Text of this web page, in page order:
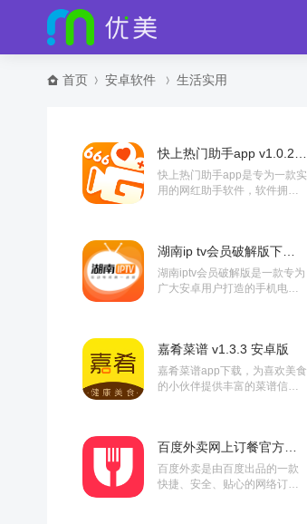
首页 安卓软件 生活实用
快上热门助手app是专为一款实
用的网红助手软件，软件拥有
抖音...
湖南iptv会员破解版是一款专为
广大安卓用户打造的手机电视
嘉肴菜谱 v1.3.3 安卓版
嘉肴菜谱app下载，为喜欢美食
的小伙伴提供丰富的菜谱信
百度外卖是由百度出品的一款
快捷、安全、贴心的网络订餐